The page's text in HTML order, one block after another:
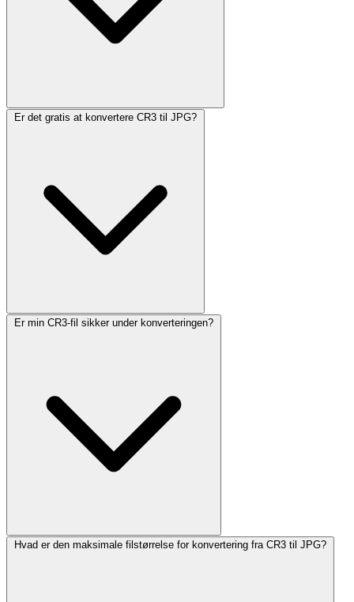
Er det gratis at konvertere CR3 til JPG?
Er min CR3-fil sikker under konverteringen?
Hvad er den maksimale filstørrelse for konvertering fra CR3 til JPG?